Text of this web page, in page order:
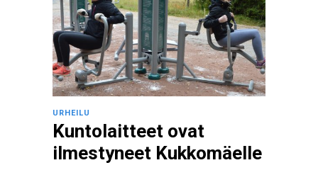
URHEILU
Kuntolaitteet ovat
ilmestyneet Kukkomäelle